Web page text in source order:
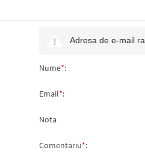
Adresa de e-mail
Nume*:
Email*:
Nota
Comentariu*: